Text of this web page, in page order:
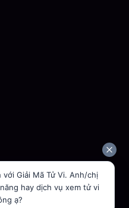
Giải Mã Tử Vi. Anh/chị
hay dịch vụ xem tử vi
ạ?